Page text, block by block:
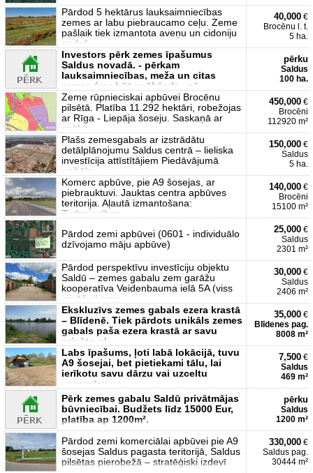
Pārdod 5 hektārus lauksaimniecības
zemes ar labu piebraucamo ceļu. Zeme
pašlaik tiek izmantota aveņu un cidoniju
audzē
40,000 €
Brocēnu l. t.
5 ha.
Investors pērk zemes īpašumus
Saldus novadā. - pērkam
lauksaimniecības, meža un citas
zemes (var būt ar ēkām); - pē
pērku
Saldus
100 ha.
Zeme rūpnieciskai apbūvei Brocēnu
pilsētā. Platība 11.292 hektāri, robežojas
ar Rīga - Liepāja šoseju. Saskaņā ar
spēkā
450,000 €
Brocēni
112920 m²
Plašs zemesgabals ar izstrādātu
detālplānojumu Saldus centrā – lieliska
investīcija attīstītājiem Piedāvājumā
unikāla
150,000 €
Saldus
5 ha.
Komerc apbūve, pie A9 šosejas, ar
piebrauktuvi. Jauktas centra apbūves
teritorija. Aļautā izmantošana:
Tirdzniecības
140,000 €
Brocēni
15100 m²
Pārdod zemi apbūvei (0601 - individuālo
dzīvojamo māju apbūve)
25,000 €
Saldus
2301 m²
Pārdod perspektīvu investīciju objektu
Saldū – zemes gabalu zem garāžu
kooperatīva Veidenbauma ielā 5A (viss
garāžu komp
30,000 €
Saldus
2406 m²
Ekskluzīvs zemes gabals ezera krastā
– Blīdenē. Tiek pārdots unikāls zemes
gabals paša ezera krastā ar savu
privāto pl
35,000 €
Blīdenes pag.
8008 m²
Labs īpašums, ļoti labā lokācijā, tuvu
A9 šosejai, bet pietiekami tālu, lai
ierīkotu savu dārzu vai uzceltu
vasarnīcu va
7,500 €
Saldus
469 m²
Pērk zemes gabalu Saldū privātmājas
būvniecībai. Budžets līdz 15000 Eur,
platība ap 1200m².
pērku
Saldus
1200 m²
Pārdod zemi komerciālai apbūvei pie A9
šosejas Saldus pagasta teritorijā, Saldus
pilsētas pierobežā – stratēģiski izdevī
330,000 €
Saldus pag.
30444 m²